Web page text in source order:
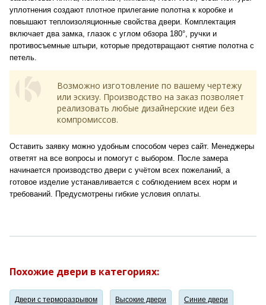
уплотнения создают плотное прилегание полотна к коробке и
повышают теплоизоляционные свойства двери. Комплектация
включает два замка, глазок с углом обзора 180°, ручки и
противосъемные штыри, которые предотвращают снятие полотна с
петель.
Возможно изготовление по вашему чертежу
или эскизу. Производство на заказ позволяет
реализовать любые дизайнерские идеи без
компромиссов.
Оставить заявку можно удобным способом через сайт. Менеджеры
ответят на все вопросы и помогут с выбором. После замера
начинается производство двери с учётом всех пожеланий, а
готовое изделие устанавливается с соблюдением всех норм и
требований. Предусмотрены гибкие условия оплаты.
Похожие двери в категориях:
Двери с терморазрывом Высокие двери Синие двери